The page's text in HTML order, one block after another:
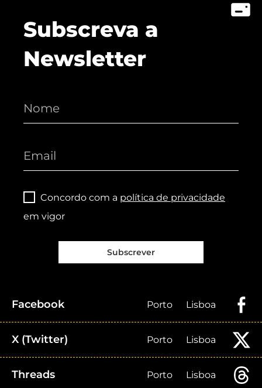
Subscreva a
Newsletter
Concordo com a política de privacidade
em vigor
Subscrever
Facebook Porto Lisboa
X (Twitter) Porto Lisboa
Threads Porto Lisboa